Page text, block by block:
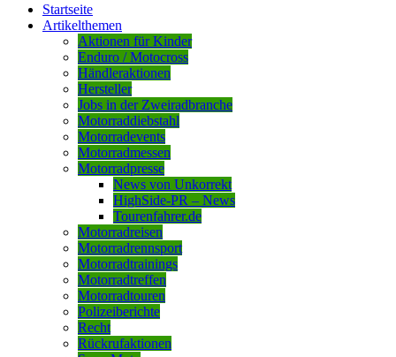
Startseite
Artikelthemen
Aktionen für Kinder
Enduro / Motocross
Händleraktionen
Hersteller
Jobs in der Zweiradbranche
Motorraddiebstahl
Motorradevents
Motorradmessen
Motorradpresse
News von Unkorrekt
HighSide-PR – News
Tourenfahrer.de
Motorradreisen
Motorradrennsport
Motorradtrainings
Motorradtreffen
Motorradtouren
Polizeiberichte
Recht
Rückrufaktionen